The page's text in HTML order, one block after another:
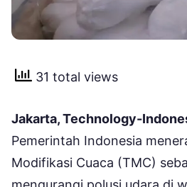
31 total views
Jakarta, Technology-
Pemerintah Indonesia
Modifikasi Cuaca (TMC)